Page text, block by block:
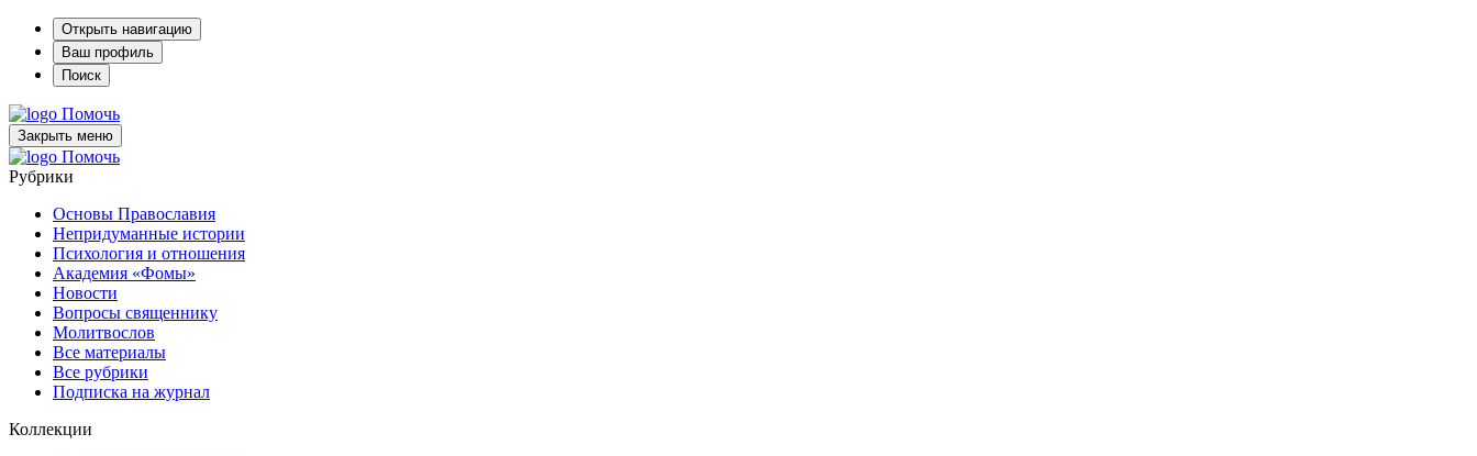
Открыть навигацию
Ваш профиль
Поиск
Помочь
Закрыть меню
Помочь
Рубрики
Основы Православия
Непридуманные истории
Психология и отношения
Академия «Фомы»
Новости
Вопросы священнику
Молитвослов
Все материалы
Все рубрики
Подписка на журнал
Коллекции